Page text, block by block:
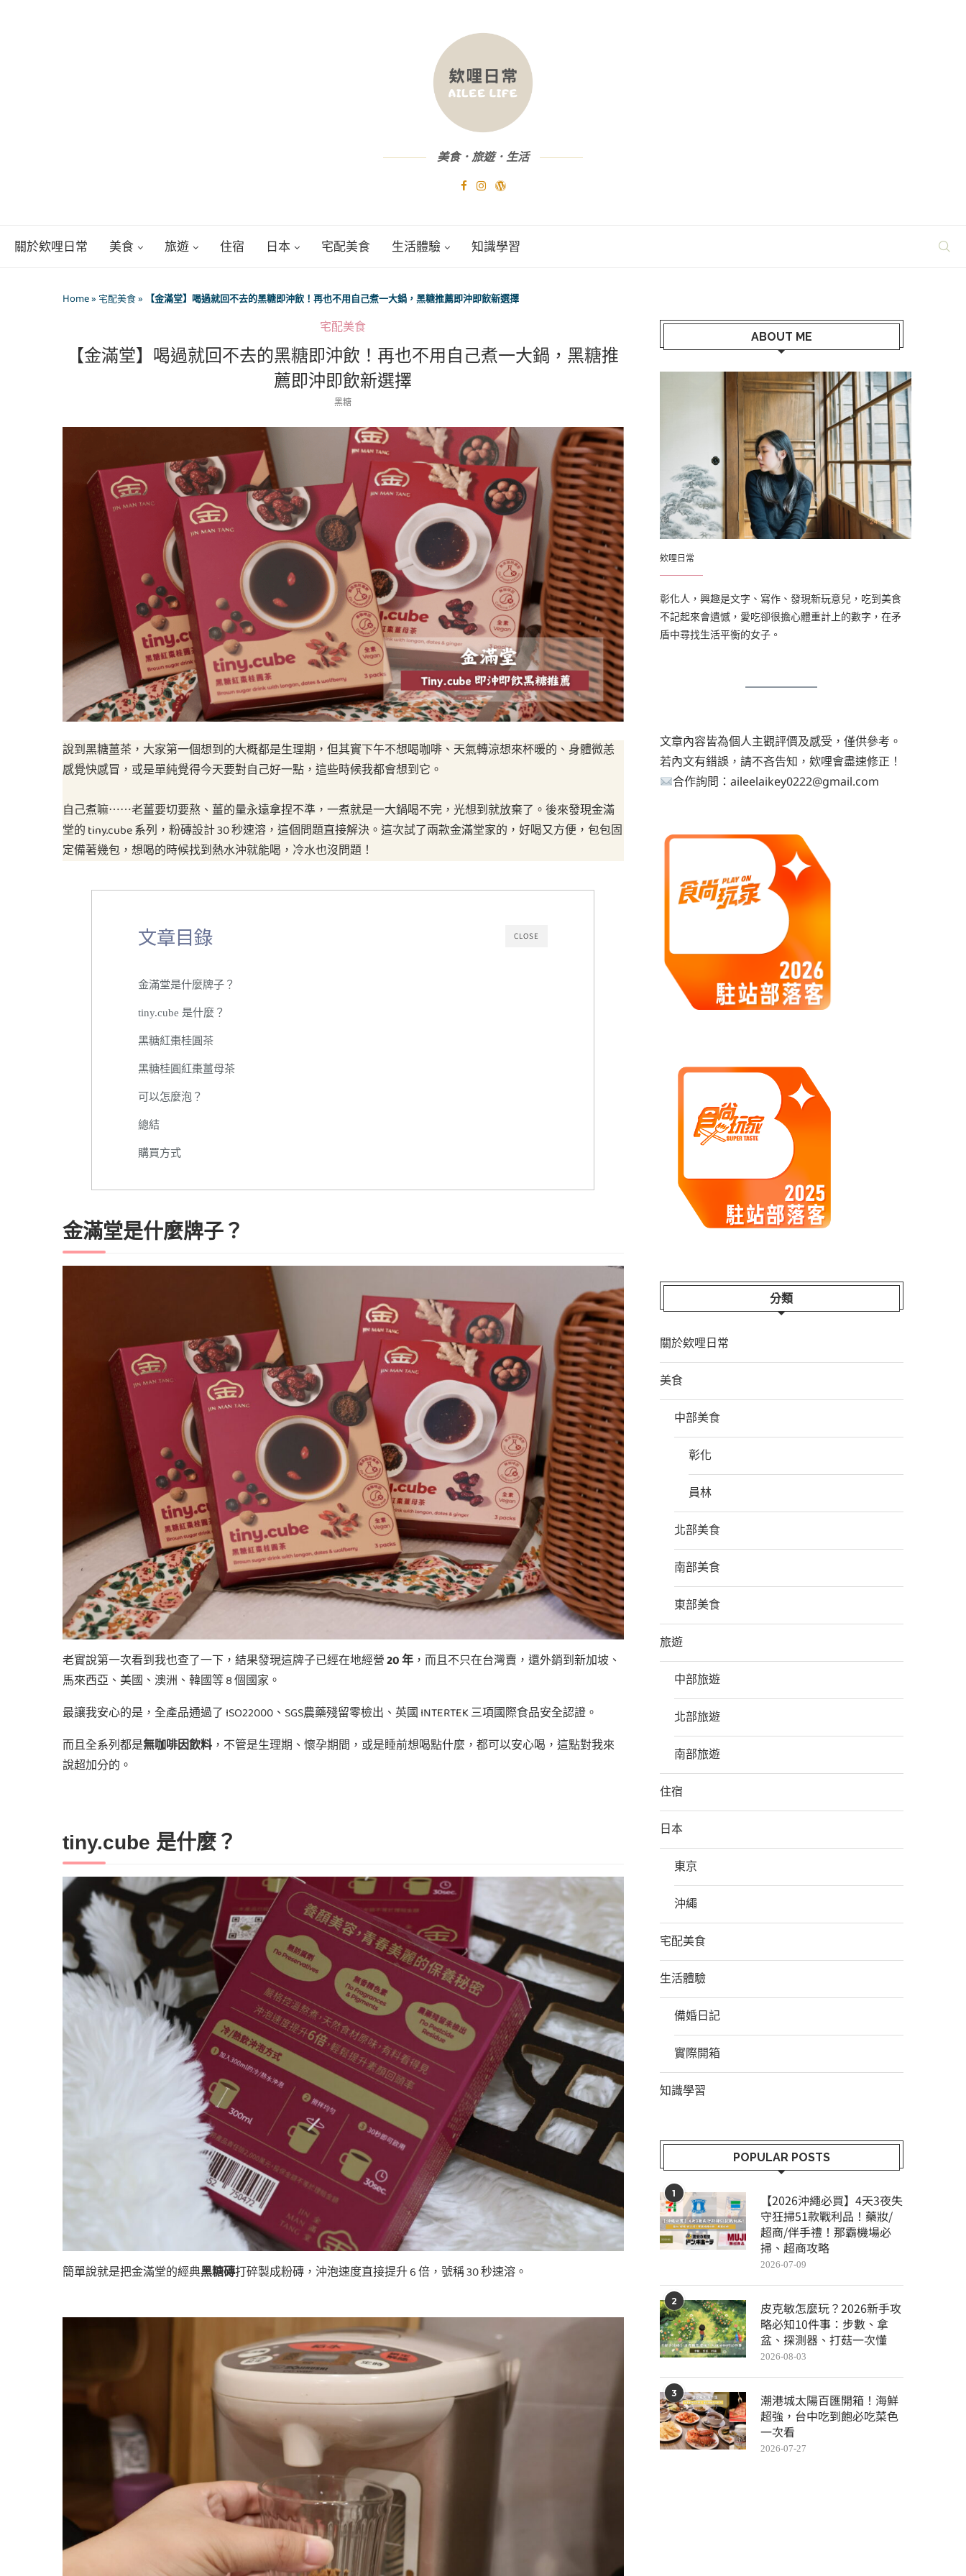
美食．旅遊．生活
關於欸哩日常 美食 旅遊 住宿 日本 宅配美食 生活體驗 知識學習
Home» 宅配美食» 【金滿堂】喝過就回不去的黑糖即沖飲！再也不用自己煮一大鍋，黑糖推薦即沖即飲新選擇
宅配美食
【金滿堂】喝過就回不去的黑糖即沖飲！再也不用自己煮一大鍋，黑糖推
薦即沖即飲新選擇
黑糖
說到黑糖薑茶，大家第一個想到的大概都是生理期，但其實下午不想喝咖啡、天氣轉涼想來杯暖的、身體微恙
感覺快感冒，或是單純覺得今天要對自己好一點，這些時候我都會想到它。
自己煮嘛⋯⋯老薑要切要熬、薑的量永遠拿捏不準，一煮就是一大鍋喝不完，光想到就放棄了。後來發現金滿
堂的 tiny.cube 系列，粉磚設計 30 秒速溶，這個問題直接解決。這次試了兩款金滿堂家的，好喝又方便，包包固
定備著幾包，想喝的時候找到熱水沖就能喝，冷水也沒問題！
CLOSE
文章目錄
金滿堂是什麼牌子？
tiny.cube 是什麼？
黑糖紅棗桂圓茶
黑糖桂圓紅棗薑母茶
可以怎麼泡？
總結
購買方式
金滿堂是什麼牌子？
老實說第一次看到我也查了一下，結果發現這牌子已經在地經營20 年 ，而且不只在台灣賣，還外銷到新加坡、
馬來西亞、美國、澳洲、韓國等 8 個國家。
最讓我安心的是，全產品通過了 ISO22000、SGS農藥殘留零檢出、英國 INTERTEK 三項國際食品安全認證。
而且全系列都是無咖啡因飲料 ，不管是生理期、懷孕期間，或是睡前想喝點什麼，都可以安心喝，這點對我來
說超加分的。
tiny.cube 是什麼？
簡單說就是把金滿堂的經典黑糖磚打碎製成粉磚，沖泡速度直接提升 6 倍，號稱 30 秒速溶。
ABOUT ME
欸哩日常
彰化人，興趣是文字、寫作、發現新玩意兒，吃到美食
不記起來會遺憾，愛吃卻很擔心體重計上的數字，在矛
盾中尋找生活平衡的女子。
文章內容皆為個人主觀評價及感受，僅供參考。
若內文有錯誤，請不吝告知，欸哩會盡速修正！
合作詢問：aileelaikey0222@gmail.com
分類
關於欸哩日常
美食
中部美食
彰化
員林
北部美食
南部美食
東部美食
旅遊
中部旅遊
北部旅遊
南部旅遊
住宿
日本
東京
沖繩
宅配美食
生活體驗
備婚日記
實際開箱
知識學習
POPULAR POSTS
1
【2026沖繩必買】4天3夜失
守狂掃51款戰利品！藥妝/
超商/伴手禮！那霸機場必
掃、超商攻略
2026-07-09
2
皮克敏怎麼玩？2026新手攻
略必知10件事：步數、拿
盆、探測器、打菇一次懂
2026-08-03
3
潮港城太陽百匯開箱！海鮮
超強，台中吃到飽必吃菜色
一次看
2026-07-27